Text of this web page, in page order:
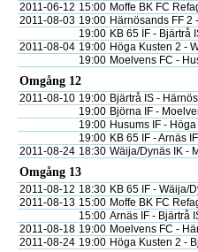
2011-06-12 15:00 Moffe BK FC
2011-08-03 19:00 Härnösands FF 2
19:00 KB 65 IF - Bjärtrå
2011-08-04 19:00 Höga Kusten 2 -
19:00 Moelvens FC -
Omgång 12
2011-08-10 19:00 Bjärtrå IS -
19:00 Björna IF -
19:00 Husums IF -
19:00 KB 65 IF - Arnäs IF
2011-08-24 18:30 Wäija/Dynäs IK -
Omgång 13
2011-08-12 18:30 KB 65 IF - Wäija/
2011-08-13 15:00 Moffe BK FC
15:00 Arnäs IF - Bjärtrå
2011-08-18 19:00 Moelvens FC -
2011-08-24 19:00 Höga Kusten 2 -